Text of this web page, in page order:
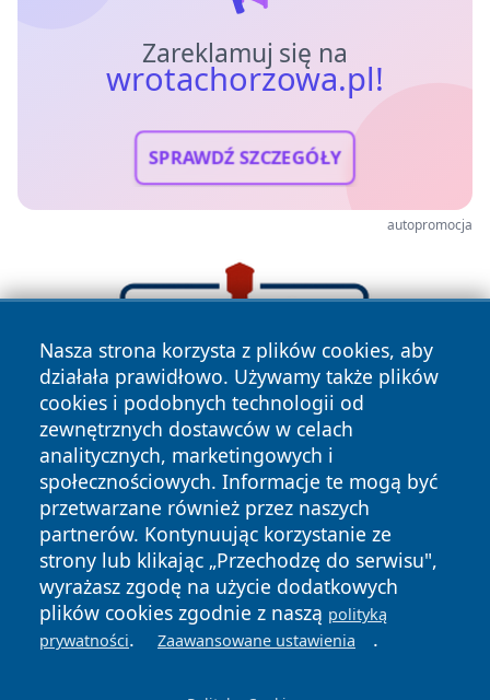
Zareklamuj się na
wrotachorzowa.pl!
SPRAWDŹ SZCZEGÓŁY
autopromocja
Nasza strona korzysta z plików cookies, aby
działała prawidłowo. Używamy także plików
cookies i podobnych technologii od
zewnętrznych dostawców w celach
analitycznych, marketingowych i
społecznościowych. Informacje te mogą być
przetwarzane również przez naszych
partnerów. Kontynuując korzystanie ze
strony lub klikając „Przechodzę do serwisu",
wyrażasz zgodę na użycie dodatkowych
plików cookies zgodnie z naszą polityką
prywatności. Zaawansowane ustawienia .
Copyright © 2026 wrotachorzowa.pl Wszystkie prawa